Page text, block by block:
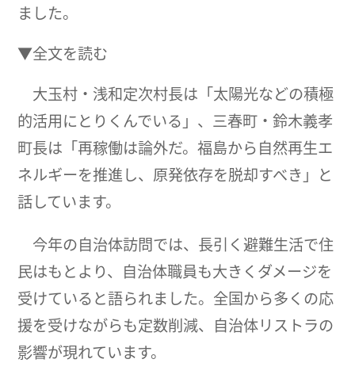
ました。
▼全文を読む
大玉村・浅和定次村長は「太陽光などの積極
的活用にとりくんでいる」、三春町・鈴木義孝
町長は「再稼働は論外だ。福島から自然再生エ
ネルギーを推進し、原発依存を脱却すべき」と
話しています。
今年の自治体訪問では、長引く避難生活で住
民はもとより、自治体職員も大きくダメージを
受けていると語られました。全国から多くの応
援を受けながらも定数削減、自治体リストラの
影響が現れています。